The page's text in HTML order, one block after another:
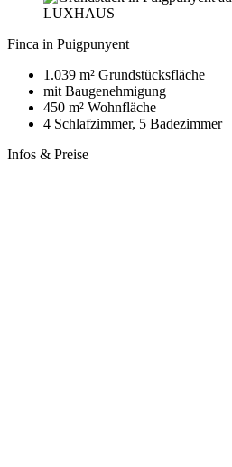
Finca in Puigpunyent
1.039 m² Grundstücksfläche
mit Baugenehmigung
450 m² Wohnfläche
4 Schlafzimmer, 5 Badezimmer
Infos & Preise